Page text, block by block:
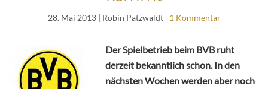
28. Mai 2013| Robin Patzwaldt 1 Kommentar
Der Spielbetrieb beim BVB ruht
derzeit bekanntlich schon. In den
nächsten Wochen werden aber noch